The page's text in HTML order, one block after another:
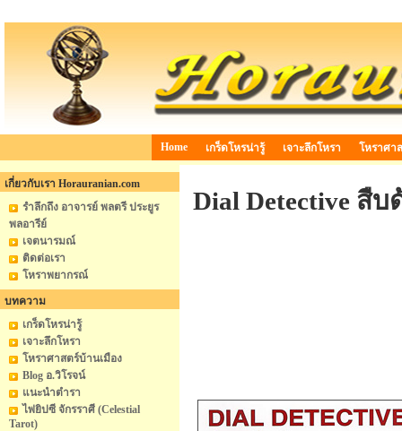
Home เกร็ดโหรน่ารู้ เจาะลึกโหรา โหราศา
เกี่ยวกับเรา Horauranian.com
รำลึกถึง อาจารย์ พลตรี ประยูร
พลอารีย์
เจตนารมณ์
ติดต่อเรา
โหราพยากรณ์
บทความ
เกร็ดโหรน่ารู้
เจาะลึกโหรา
โหราศาสตร์บ้านเมือง
Blog อ.วิโรจน์
แนะนำตำรา
ไพ่ยิปซี จักรราศี (Celestial
Tarot)
Dial Detective สื